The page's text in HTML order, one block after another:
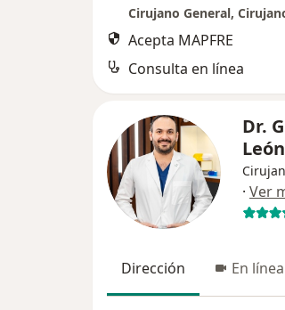
Cirujano General,
Acepta MAPFRE
Consulta en línea
Dr.
· Ver
Dirección En línea